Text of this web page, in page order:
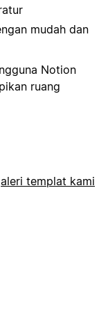
mudah dan
Notion
ruang
templat kami